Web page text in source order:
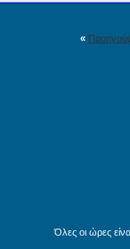
«
Όλες οι ώρες